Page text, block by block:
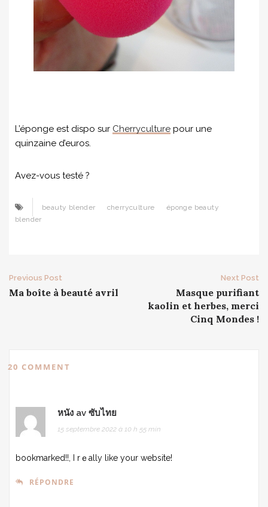
L’éponge est dispo sur Cherryculture pour une
quinzaine d’euros.
Avez-vous testé ?
beauty blender cherryculture
éponge beauty
blender
Post
Previous Post
Ma boîte à beauté avril
Next Post
Masque purifiant
kaolin et herbes, merci
Cinq Mondes !
20 COMMENT
หนัง av ซับไทย
15 septembre 2022 à 10 h 55 min
bookmarked!!, I rｅallу like your website!
RÉPONDRE